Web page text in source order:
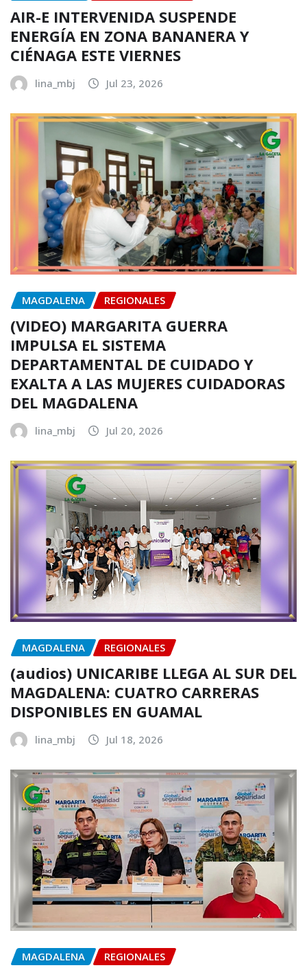
AIR-E INTERVENIDA SUSPENDE
ENERGÍA EN ZONA BANANERA Y
CIÉNAGA ESTE VIERNES
lina_mbj Jul 23, 2026
MAGDALENA REGIONALES
(VIDEO) MARGARITA GUERRA
IMPULSA EL SISTEMA
DEPARTAMENTAL DE CUIDADO Y
EXALTA A LAS MUJERES CUIDADORAS
DEL MAGDALENA
lina_mbj Jul 20, 2026
MAGDALENA REGIONALES
(audios) UNICARIBE LLEGA AL SUR DEL
MAGDALENA: CUATRO CARRERAS
DISPONIBLES EN GUAMAL
lina_mbj Jul 18, 2026
MAGDALENA REGIONALES